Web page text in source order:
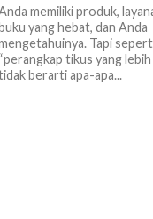
memiliki produk,
yang hebat, dan Anda
Tapi
“perangkap tikus yang lebih
berarti apa-apa...